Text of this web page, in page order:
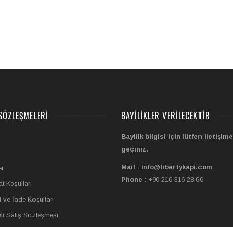
Koşulları
ve İade Koşulları
Satış Sözleşmesi
BAYILIKLER VERILECEKTIR
Bayilik bilgisi için lütfen iletişime
geçiniz.
Mail : info@libertykapi.com
Phone : +90 216 316 28 66